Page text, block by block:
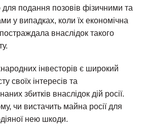
подання позовів фізичними та
у випадках, коли їх економічна
постраждала внаслідок такого
інвесторів є широкий
своїх інтересів та
збитків внаслідок дій росії.
чи вистачить майна росії для
нею шкоди.